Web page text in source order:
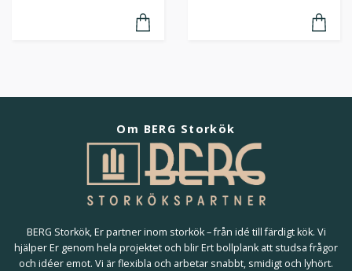
Om BERG Storkök
BERG Storkök, Er partner inom storkök – från idé till färdigt kök. Vi
hjälper Er genom hela projektet och blir Ert bollplank att studsa frågor
och idéer emot. Vi är flexibla och arbetar snabbt, smidigt och lyhört.